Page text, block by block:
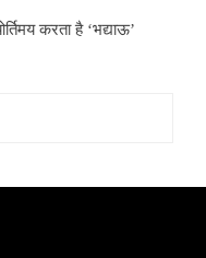
करता है ‘भद्याऊ’